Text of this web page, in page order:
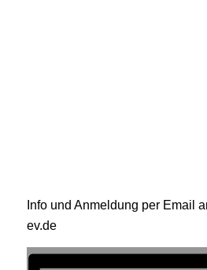
Info und Anmeldung per Email
ev.de